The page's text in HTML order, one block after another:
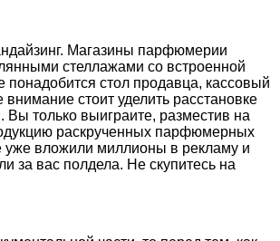
Магазины парфюмерии
стеллажами со встроенной
понадобится стол продавца, кассовый
стоит уделить расстановке
Вы только выиграите, разместив на
раскрученных парфюмерных
уже вложили миллионы в рекламу и
за вас полдела. Не скупитесь на